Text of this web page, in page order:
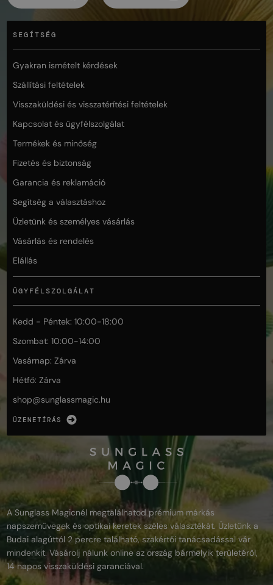
SEGÍTSÉG
Gyakran ismételt kérdések
Szállítási feltételek
Visszaküldési és visszatérítési feltételek
Kapcsolat és ügyfélszolgálat
Termékek és minőség
Fizetés és biztonság
Garancia és reklamáció
Segítség a választáshoz
Üzletünk és személyes vásárlás
Vásárlás és rendelés
Elállás
ÜGYFÉLSZOLGÁLAT
Kedd - Péntek: 10:00-18:00
Szombat: 10:00-14:00
Vasárnap: Zárva
Hétfő: Zárva
shop@sunglassmagic.hu
ÜZENETÍRÁS
A Sunglass Magicnél megtalálhatod prémium márkás
napszemüvegek és optikai keretek széles választékát. Üzletünk a
Budai alagúttól 2 percre található, szakértői tanácsadással vár
mindenkit. Vásárolj nálunk online az ország bármelyik területéről,
14 napos visszaküldési garanciával.